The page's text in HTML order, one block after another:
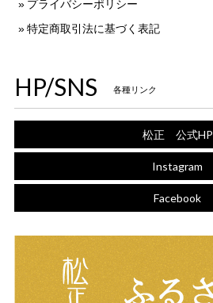
プライバシーポリシー
特定商取引法に基づく表記
HP/SNS 各種リンク
松正 公式HP
Instagram
Facebook